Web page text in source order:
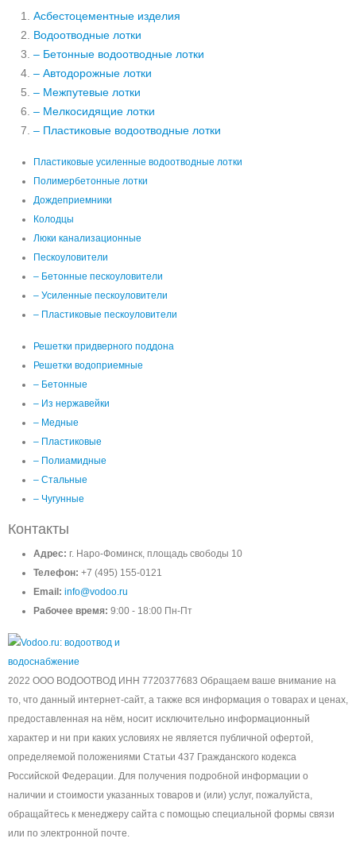
Асбестоцементные изделия
Водоотводные лотки
– Бетонные водоотводные лотки
– Автодорожные лотки
– Межпутевые лотки
– Мелкосидящие лотки
– Пластиковые водоотводные лотки
Пластиковые усиленные водоотводные лотки
Полимербетонные лотки
Дождеприемники
Колодцы
Люки канализационные
Пескоуловители
– Бетонные пескоуловители
– Усиленные пескоуловители
– Пластиковые пескоуловители
Решетки придверного поддона
Решетки водоприемные
– Бетонные
– Из нержавейки
– Медные
– Пластиковые
– Полиамидные
– Стальные
– Чугунные
Контакты
Адрес: г. Наро-Фоминск, площадь свободы 10
Телефон: +7 (495) 155-0121
Email: info@vodoo.ru
Рабочее время: 9:00 - 18:00 Пн-Пт
2022 ООО ВОДООТВОД ИНН 7720377683 Обращаем ваше внимание на
то, что данный интернет-сайт, а также вся информация о товарах и ценах,
предоставленная на нём, носит исключительно информационный
характер и ни при каких условиях не является публичной офертой,
определяемой положениями Статьи 437 Гражданского кодекса
Российской Федерации. Для получения подробной информации о
наличии и стоимости указанных товаров и (или) услуг, пожалуйста,
обращайтесь к менеджеру сайта с помощью специальной формы связи
или по электронной почте.